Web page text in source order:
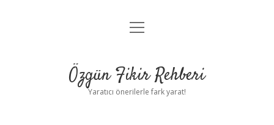
Gizlilik Politikası
Yasal Uyarı
menüyü
Özgün Fikir Rehberi
Yaratıcı önerilerle fark yarat!